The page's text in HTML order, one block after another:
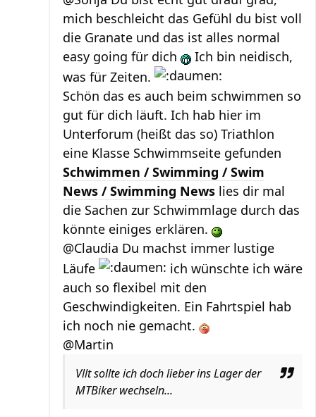
mich beschleicht das Gefühl du bist voll
die Granate und das ist alles normal
easy going für dich
Ich bin neidisch,
was für Zeiten.
Schön das es auch beim schwimmen so
gut für dich läuft. Ich hab hier im
Unterforum (heißt das so) Triathlon
eine Klasse Schwimmseite gefunden
Schwimmen / Swimming / Swim
News / Swimming News lies dir mal
die Sachen zur Schwimmlage durch das
könnte einiges erklären.
@Claudia Du machst immer lustige
Läufe
ich wünschte ich wäre
auch so flexibel mit den
Geschwindigkeiten. Ein Fahrtspiel hab
ich noch nie gemacht.
@Martin
Vllt sollte ich doch lieber ins Lager der
MTBiker wechseln...